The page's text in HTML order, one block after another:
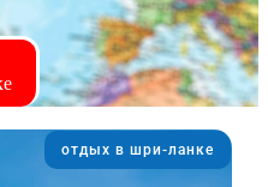
отдых в шри-ланке